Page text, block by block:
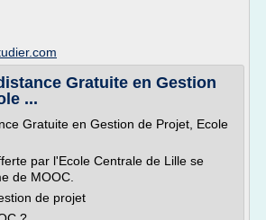
Gratuite en Gestion
...
Gratuite en Gestion de Projet, Ecole
par l'Ecole Centrale de Lille se
de MOOC.
de projet